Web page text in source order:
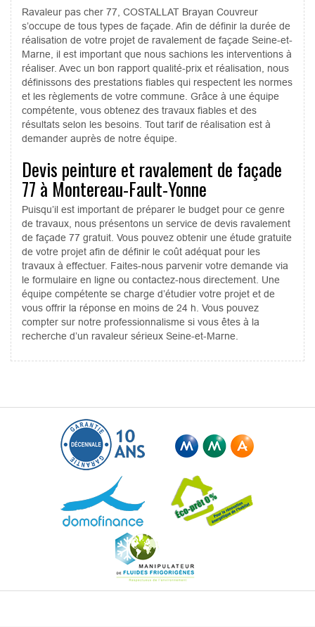
Ravaleur pas cher 77, COSTALLAT Brayan Couvreur
s’occupe de tous types de façade. Afin de définir la durée de
réalisation de votre projet de ravalement de façade Seine-et-
Marne, il est important que nous sachions les interventions à
réaliser. Avec un bon rapport qualité-prix et réalisation, nous
définissons des prestations fiables qui respectent les normes
et les règlements de votre commune. Grâce à une équipe
compétente, vous obtenez des travaux fiables et des
résultats selon les besoins. Tout tarif de réalisation est à
demander auprès de notre équipe.
Devis peinture et ravalement de façade
77 à Montereau-Fault-Yonne
Puisqu’il est important de préparer le budget pour ce genre
de travaux, nous présentons un service de devis ravalement
de façade 77 gratuit. Vous pouvez obtenir une étude gratuite
de votre projet afin de définir le coût adéquat pour les
travaux à effectuer. Faites-nous parvenir votre demande via
le formulaire en ligne ou contactez-nous directement. Une
équipe compétente se charge d’étudier votre projet et de
vous offrir la réponse en moins de 24 h. Vous pouvez
compter sur notre professionnalisme si vous êtes à la
recherche d’un ravaleur sérieux Seine-et-Marne.